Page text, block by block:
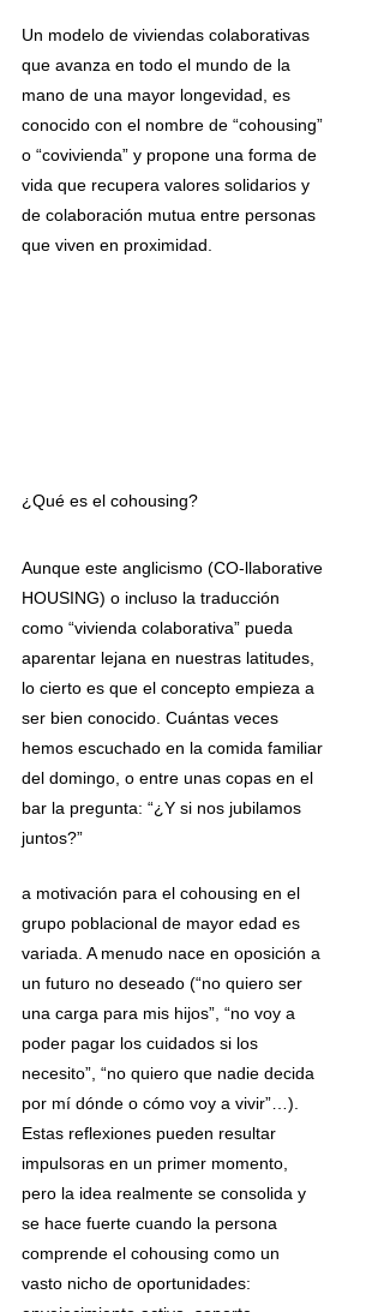
Un modelo de viviendas colaborativas
que avanza en todo el mundo de la
mano de una mayor longevidad, es
conocido con el nombre de “cohousing”
o “covivienda” y propone una forma de
vida que recupera valores solidarios y
de colaboración mutua entre personas
que viven en proximidad.
¿Qué es el cohousing?
Aunque este anglicismo (CO-llaborative
HOUSING) o incluso la traducción
como “vivienda colaborativa” pueda
aparentar lejana en nuestras latitudes,
lo cierto es que el concepto empieza a
ser bien conocido. Cuántas veces
hemos escuchado en la comida familiar
del domingo, o entre unas copas en el
bar la pregunta: “¿Y si nos jubilamos
juntos?”
a motivación para el cohousing en el
grupo poblacional de mayor edad es
variada. A menudo nace en oposición a
un futuro no deseado (“no quiero ser
una carga para mis hijos”, “no voy a
poder pagar los cuidados si los
necesito”, “no quiero que nadie decida
por mí dónde o cómo voy a vivir”…).
Estas reflexiones pueden resultar
impulsoras en un primer momento,
pero la idea realmente se consolida y
se hace fuerte cuando la persona
comprende el cohousing como un
vasto nicho de oportunidades: